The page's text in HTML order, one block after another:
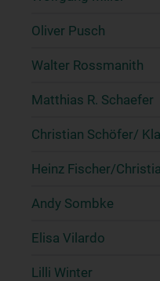
Oliver Pusch
Walter Rossmanith
Matthias R. Schaefer
Christian Schöfer/
Heinz Fischer/
Andy Sombke
Elisa Vilardo
Lilli Winter